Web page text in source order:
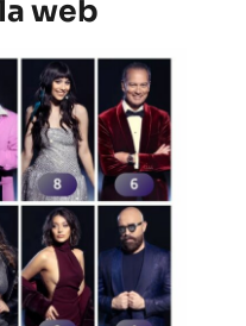
web